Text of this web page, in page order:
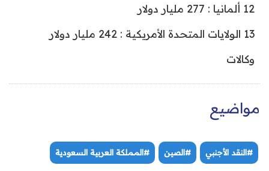
12 ألمانيا : 277 مليار دولار
13 الولايات المتحدة الأمريكية : 242 مليار دولار
وكالات
مواضيع
#النقد الأجنبي #الصين #المملكة العربية السعودية